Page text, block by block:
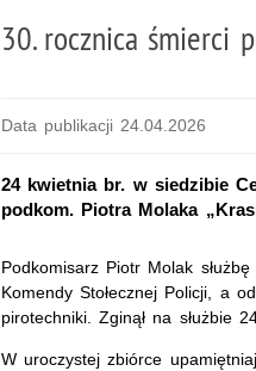
30. rocznica śmierci
Data publikacji 24.04.2026
24 kwietnia br. w siedzibie
podkom. Piotra Molaka
Podkomisarz Piotr Molak
Komendy Stołecznej Policji, a
pirotechniki. Zginął na służbie
W uroczystej zbiórce